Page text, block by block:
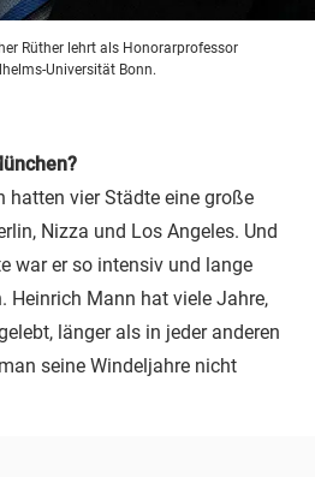
Rüther lehrt als Honorarprofessor
Universität Bonn.
hatten vier Städte eine große
Nizza und Los Angeles. Und
war er so intensiv und lange
Heinrich Mann hat viele Jahre,
länger als in jeder anderen
seine Windeljahre nicht